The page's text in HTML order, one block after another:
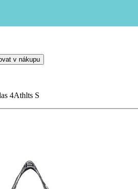
v nákupu
4Athlts S